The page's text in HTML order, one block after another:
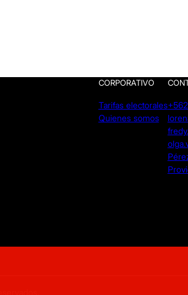
CORPORATIVO
Tarifas electorales
Quienes somos